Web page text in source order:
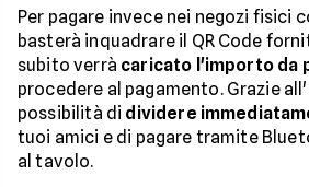
Per pagare invece nei negozi fisici
basterà inquadrare il QR Code
subito verrà caricato l'importo da
procedere al pagamento. Grazie
possibilità di dividere
tuoi amici e di pagare tramite
al tavolo.